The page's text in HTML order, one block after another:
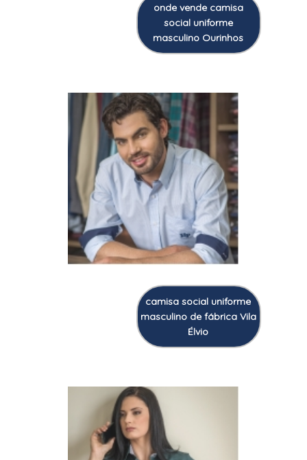
onde vende camisa
social uniforme
masculino Ourinhos
camisa social uniforme
masculino de fábrica Vila
Élvio